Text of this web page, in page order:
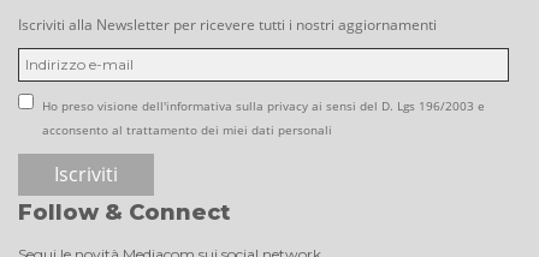
Iscriviti alla Newsletter per ricevere tutti i nostri aggiornamenti
Ho preso visione dell'informativa sulla privacy ai sensi del D. Lgs 196/2003 e
acconsento al trattamento dei miei dati personali
Follow & Connect